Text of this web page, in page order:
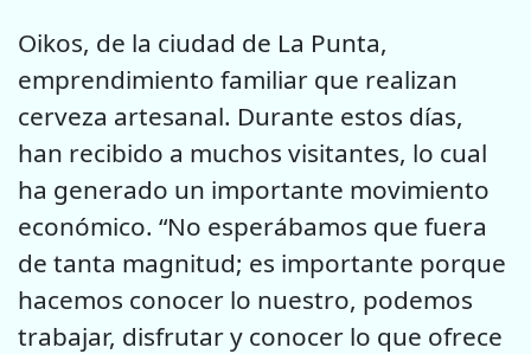
Oikos, de la ciudad de La Punta,
emprendimiento familiar que realizan
cerveza artesanal. Durante estos días,
han recibido a muchos visitantes, lo cual
ha generado un importante movimiento
económico. “No esperábamos que fuera
de tanta magnitud; es importante porque
hacemos conocer lo nuestro, podemos
trabajar, disfrutar y conocer lo que ofrece